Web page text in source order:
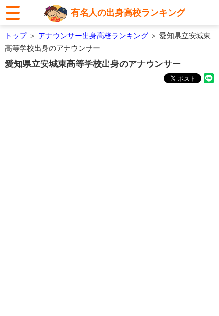
有名人の出身高校ランキング
トップ＞ アナウンサー出身高校ランキング ＞ 愛知県立安城東
高等学校出身のアナウンサー
愛知県立安城東高等学校出身のアナウンサー